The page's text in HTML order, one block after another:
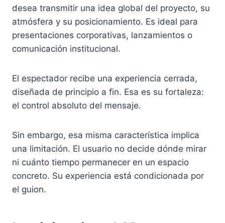
desea transmitir una idea global del proyecto, su
atmósfera y su posicionamiento. Es ideal para
presentaciones corporativas, lanzamientos o
comunicación institucional.
El espectador recibe una experiencia cerrada,
diseñada de principio a fin. Esa es su fortaleza:
el control absoluto del mensaje.
Sin embargo, esa misma característica implica
una limitación. El usuario no decide dónde mirar
ni cuánto tiempo permanecer en un espacio
concreto. Su experiencia está condicionada por
el guion.